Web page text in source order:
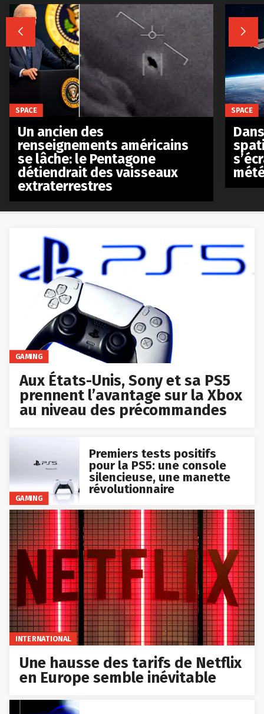
GAMING
Aux États-Unis, Sony et sa PS5
prennent l’avantage sur la Xbox
au niveau des précommandes
GAMING
Premiers tests positifs
pour la PS5: une console
silencieuse, une manette
révolutionnaire
INTERNATIONAL
Une hausse des tarifs de Netflix
en Europe semble inévitable
 
SPACE
Un ancien des
renseignements américains
se lâche: le Pentagone
détiendrait des vaisseaux
extraterrestres
SPACE